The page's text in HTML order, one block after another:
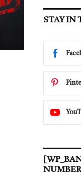
STAY IN